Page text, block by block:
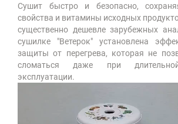
Сушит быстро и безопасно,
свойства и витамины исходных
существенно дешевле зарубежных
сушилке "Ветерок" установлена
защиты от перегрева, которая не
сломаться даже при
эксплуатации.